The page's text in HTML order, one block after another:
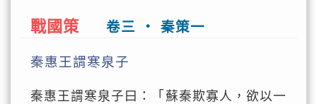
戰國策 卷三 ‧ 秦策一
秦惠王謂寒泉子
秦惠王謂寒泉子曰：「蘇秦欺寡人，欲以一